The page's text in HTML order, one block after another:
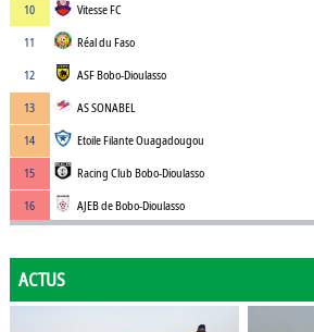
10
Vitesse FC
11
Réal du Faso
12
ASF Bobo-Dioulasso
13
AS SONABEL
14
Etoile Filante Ouagadougou
15
Racing Club Bobo-Dioulasso
16
AJEB de Bobo-Dioulasso
ACTUS